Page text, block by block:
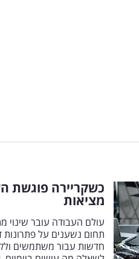
כשקריירה פוגשת
מציאות
עולם העבודה עובר שינוי
תחום נשענים על פתרונות
חדשות עבור משתמשים